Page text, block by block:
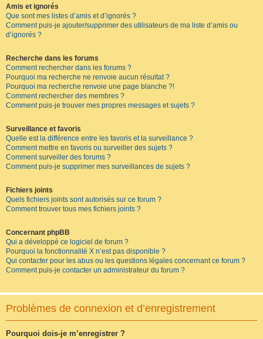
Amis et ignorés
Que sont mes listes d’amis et d’ignorés ?
Comment puis-je ajouter/supprimer des utilisateurs de ma liste d’amis ou
d’ignorés ?
Recherche dans les forums
Comment rechercher dans les forums ?
Pourquoi ma recherche ne renvoie aucun résultat ?
Pourquoi ma recherche renvoie une page blanche ?!
Comment rechercher des membres ?
Comment puis-je trouver mes propres messages et sujets ?
Surveillance et favoris
Quelle est la différence entre les favoris et la surveillance ?
Comment mettre en favoris ou surveiller des sujets ?
Comment surveiller des forums ?
Comment puis-je supprimer mes surveillances de sujets ?
Fichiers joints
Quels fichiers joints sont autorisés sur ce forum ?
Comment trouver tous mes fichiers joints ?
Concernant phpBB
Qui a développé ce logiciel de forum ?
Pourquoi la fonctionnalité X n’est pas disponible ?
Qui contacter pour les abus ou les questions légales concernant ce forum ?
Comment puis-je contacter un administrateur du forum ?
Problèmes de connexion et d’enregistrement
Pourquoi dois-je m’enregistrer ?